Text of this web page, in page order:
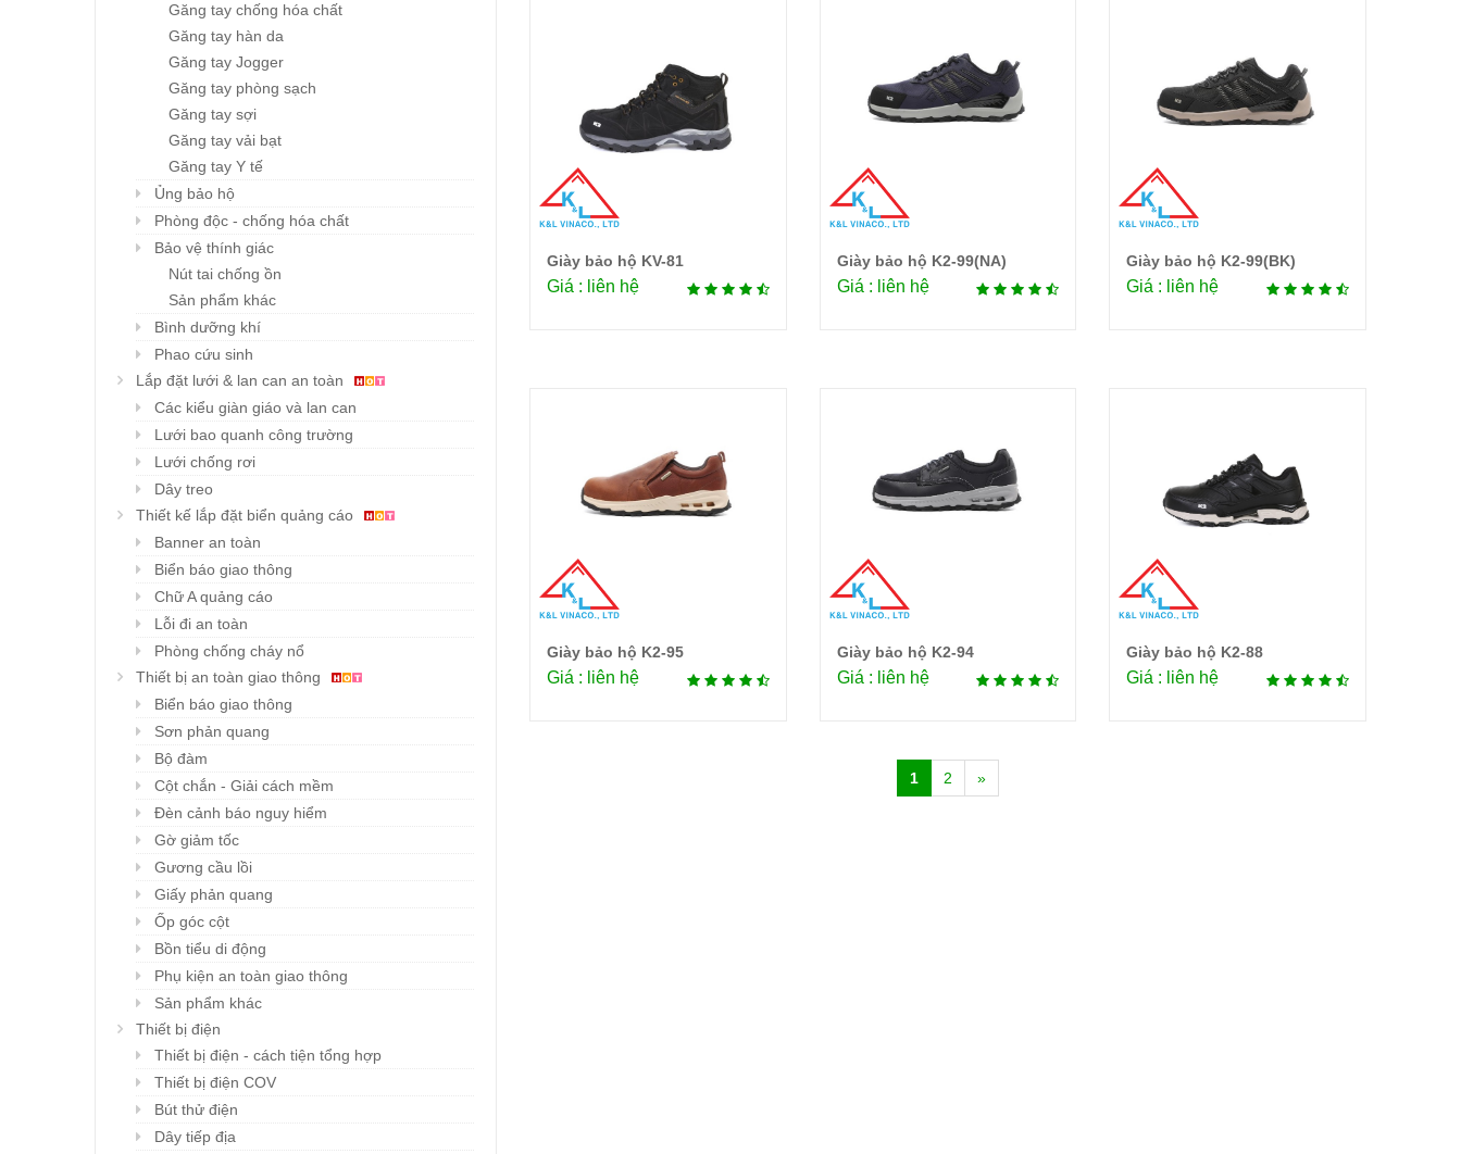
Găng tay chống hóa chất
Găng tay hàn da
Găng tay Jogger
Găng tay phòng sạch
Găng tay sợi
Găng tay vải bạt
Găng tay Y tế
Ủng bảo hộ
Phòng độc - chống hóa chất
Bảo vệ thính giác
Nút tai chống ồn
Sản phẩm khác
Bình dưỡng khí
Phao cứu sinh
Lắp đặt lưới & lan can an toàn
Các kiểu giàn giáo và lan can
Lưới bao quanh công trường
Lưới chống rơi
Dây treo
Thiết kế lắp đặt biển quảng cáo
Banner an toàn
Biển báo giao thông
Chữ A quảng cáo
Lỗi đi an toàn
Phòng chống cháy nổ
Thiết bị an toàn giao thông
Biển báo giao thông
Sơn phản quang
Bộ đàm
Cột chắn - Giải cách mềm
Đèn cảnh báo nguy hiểm
Gờ giảm tốc
Gương cầu lồi
Giấy phản quang
Ốp góc cột
Bồn tiểu di động
Phụ kiện an toàn giao thông
Sản phẩm khác
Thiết bị điện
Thiết bị điện - cách tiện tổng hợp
Thiết bị điện COV
Bút thử điện
Dây tiếp địa
Chi tiết
Giày bảo hộ KV-81
Giá : liên hệ
Chi tiết
Giày bảo hộ K2-99(NA)
Giá : liên hệ
Chi tiết
Giày bảo hộ K2-99(BK)
Giá : liên hệ
Chi tiết
Giày bảo hộ K2-95
Giá : liên hệ
Chi tiết
Giày bảo hộ K2-94
Giá : liên hệ
Chi tiết
Giày bảo hộ K2-88
Giá : liên hệ
1 2 »